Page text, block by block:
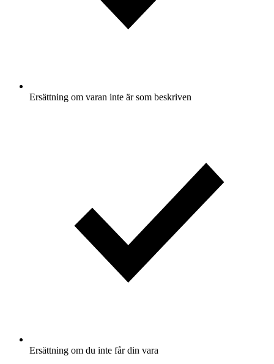
Ersättning om varan inte är som beskriven
Ersättning om du inte får din vara